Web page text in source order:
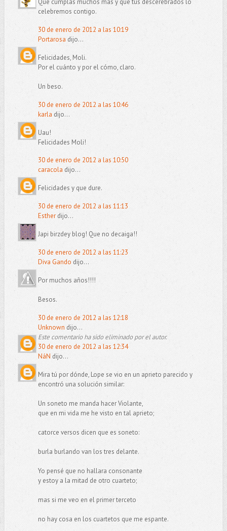
Que cumplas muchos más y que tus descerebrados lo
celebremos contigo.
30 de enero de 2012 a las 10:19
Portarosa dijo...
Felicidades, Moli.
Por el cuánto y por el cómo, claro.
Un beso.
30 de enero de 2012 a las 10:46
karla dijo...
Uau!
Felicidades Moli!
30 de enero de 2012 a las 10:50
caracola dijo...
Felicidades y que dure.
30 de enero de 2012 a las 11:13
Estherdijo...
Japi birzdey blog! Que no decaiga!!
30 de enero de 2012 a las 11:23
Diva Gando dijo...
Por muchos años!!!!
Besos.
30 de enero de 2012 a las 12:18
Unknown dijo...
Este comentario ha sido eliminado por el autor.
30 de enero de 2012 a las 12:34
NáN dijo...
Mira tú por dónde, Lope se vio en un aprieto parecido y
encontró una solución similar:
Un soneto me manda hacer Violante,
que en mi vida me he visto en tal aprieto;
catorce versos dicen que es soneto:
burla burlando van los tres delante.
Yo pensé que no hallara consonante
y estoy a la mitad de otro cuarteto;
mas si me veo en el primer terceto
no hay cosa en los cuartetos que me espante.